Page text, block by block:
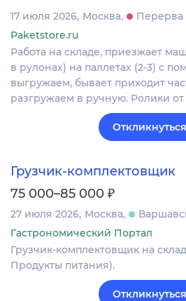
17 июля 2026 Москва
Перерва
Paketstore.ru
Работа на складе, приезжает
в рулонах) на паллетах (2-3) с
выгружаем, бывает приходит
разгружаем в ручную. Ролики от
Откликнуться
Грузчик-комплектовщик
75 000–85 000 ₽
27 июля 2026 Москва
Гастрономический Портал
Грузчик-комплектовщик на
Продукты питания).
Откликнуться